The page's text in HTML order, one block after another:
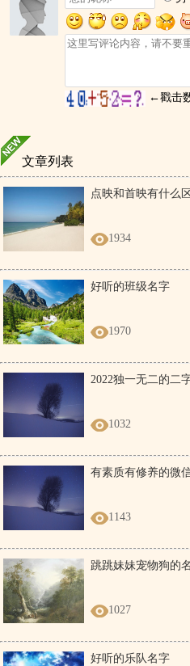
文章列表
点映和首映有什么
1934
好听的班级名字
1970
2022独一无二的二
1032
有素质有修养的微
1143
跳跳妹妹宠物狗的
1027
好听的乐队名字